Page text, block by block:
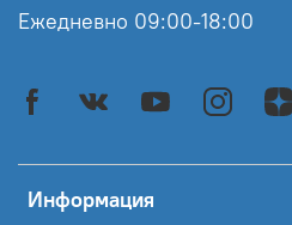
Информация
Ежедневно 09:00-18:00